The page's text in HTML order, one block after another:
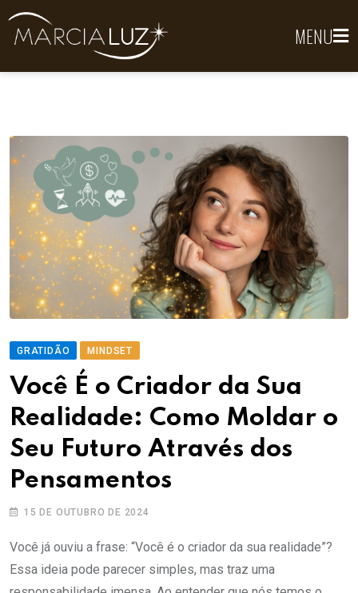
MENU
GRATIDÃO MINDSET
Você É o Criador da Sua
Realidade: Como Moldar o
Seu Futuro Através dos
Pensamentos
15 DE OUTUBRO DE 2024
Você já ouviu a frase: “Você é o criador da sua realidade”?
Essa ideia pode parecer simples, mas traz uma